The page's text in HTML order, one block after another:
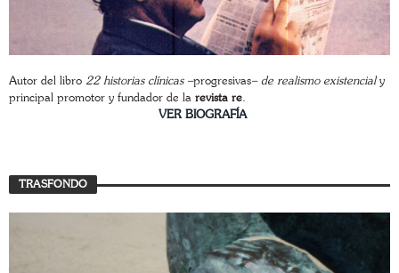
Autor del libro 22 historias clínicas –progresivas– de realismo existencialy
principal promotor y fundador de la revista re.
VER BIOGRAFÍA
TRASFONDO